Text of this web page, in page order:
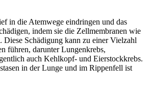
in die Atemwege eindringen und das
indem sie die Zellmembranen wie
Diese Schädigung kann zu einer Vielzahl
führen, darunter Lungenkrebs,
auch Kehlkopf- und Eierstockkrebs.
in der Lunge und im Rippenfell ist